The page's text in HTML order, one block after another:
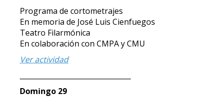
Programa de cortometrajes
En memoria de José Luis Cienfuegos
Teatro Filarmónica
En colaboración con CMPA y CMU
Ver actividad
Domingo 29